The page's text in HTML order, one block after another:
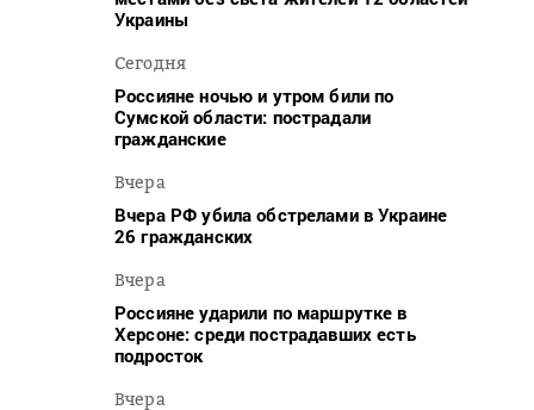
Украины
Сегодня
Россияне ночью и утром били по
Сумской области: пострадали
гражданские
Вчера
Вчера РФ убила обстрелами в Украине
26 гражданских
Вчера
Россияне ударили по маршрутке в
Херсоне: среди пострадавших есть
подросток
Вчера